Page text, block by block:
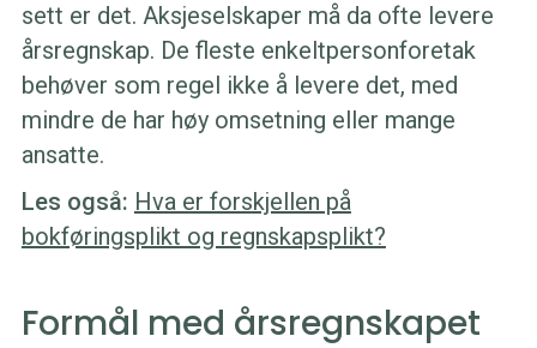
sett er det. Aksjeselskaper må da ofte levere
årsregnskap. De fleste enkeltpersonforetak
behøver som regel ikke å levere det, med
mindre de har høy omsetning eller mange
ansatte.
Les også: Hva er forskjellen på
bokføringsplikt og regnskapsplikt?
Formål med årsregnskapet